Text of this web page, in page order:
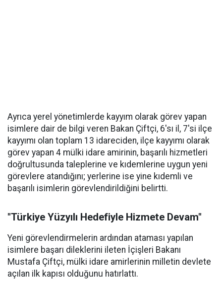
Ayrıca yerel yönetimlerde kayyım olarak görev yapan
isimlere dair de bilgi veren Bakan Çiftçi, 6'sı il, 7'si ilçe
kayyımı olan toplam 13 idareciden, ilçe kayyımı olarak
görev yapan 4 mülki idare amirinin, başarılı hizmetleri
doğrultusunda taleplerine ve kıdemlerine uygun yeni
görevlere atandığını; yerlerine ise yine kıdemli ve
başarılı isimlerin görevlendirildiğini belirtti.
"Türkiye Yüzyılı Hedefiyle Hizmete Devam"
Yeni görevlendirmelerin ardından ataması yapılan
isimlere başarı dileklerini ileten İçişleri Bakanı
Mustafa Çiftçi, mülki idare amirlerinin milletin devlete
açılan ilk kapısı olduğunu hatırlattı.